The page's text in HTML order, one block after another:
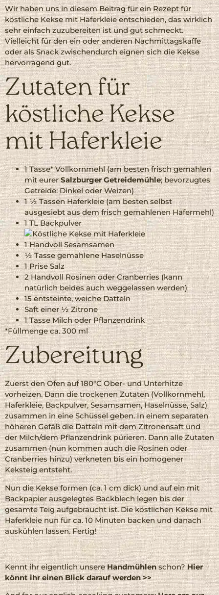
Wir haben uns in diesem Beitrag für ein Rezept für
köstliche Kekse mit Haferkleie entschieden, das wirklich
sehr einfach zuzubereiten ist und gut schmeckt.
Vielleicht für den ein oder anderen Nachmittagskaffe
oder als Snack zwischendurch eignen sich die Kekse
hervorragend gut.
Zutaten für
köstliche Kekse
mit Haferkleie
1 Tasse* Vollkornmehl (am besten frisch gemahlen
mit eurerSalzburger Getreidemühle; bevorzugtes
Getreide: Dinkel oder Weizen)
1 ½ Tassen Haferkleie (am besten selbst
ausgesiebt aus dem frisch gemahlenen Hafermehl)
1 TL Backpulver
1 Handvoll Sesamsamen
½ Tasse gemahlene Haselnüsse
1 Prise Salz
2 Handvoll Rosinen oder Cranberries (kann
natürlich beides auch weggelassen werden)
15 entsteinte, weiche Datteln
Saft einer ½ Zitrone
1 Tasse Milch oder Pflanzendrink
*Füllmenge ca. 300 ml
Zubereitung
Zuerst den Ofen auf 180°C Ober- und Unterhitze
vorheizen. Dann die trockenen Zutaten (Vollkornmehl,
Haferkleie, Backpulver, Sesamsamen, Haselnüsse, Salz)
zusammen in eine Schüssel geben. In einem separaten
höheren Gefäß die Datteln mit dem Zitronensaft und
der Milch/dem Pflanzendrink pürieren. Dann alle Zutaten
zusammen (nun kommen auch die Rosinen oder
Cranberries hinzu) verkneten bis ein homogener
Keksteig entsteht.
Nun die Kekse formen (ca. 1 cm dick) und auf ein mit
Backpapier ausgelegtes Backblech legen bis der
gesamte Teig aufgebraucht ist. Die köstlichen Kekse mit
Haferkleie nun für ca. 10 Minuten backen und danach
auskühlen lassen. Fertig!
Kennt ihr eigentlich unsereHandmühlenschon?Hier
könnt ihr einen Blick darauf werden >>